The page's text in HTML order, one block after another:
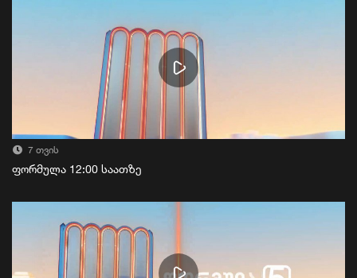
7 თვის
ფორმულა 12:00 საათზე